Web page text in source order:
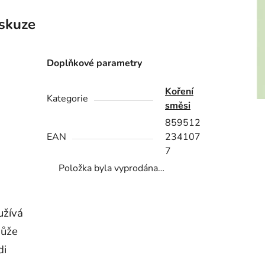
Doplňkové parametry
Kategorie
Koření
směsi
EAN
859512
234107
7
Položka byla vyprodána…